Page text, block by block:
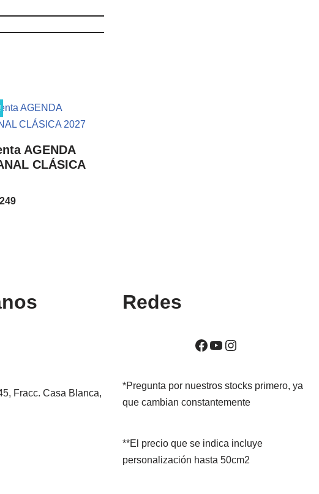
AGENDA
CLÁSICA
249
Fracc. Casa Blanca,
Redes
*Pregunta por nuestros stocks primero, ya
que cambian constantemente
**El precio que se indica incluye
personalización hasta 50cm2